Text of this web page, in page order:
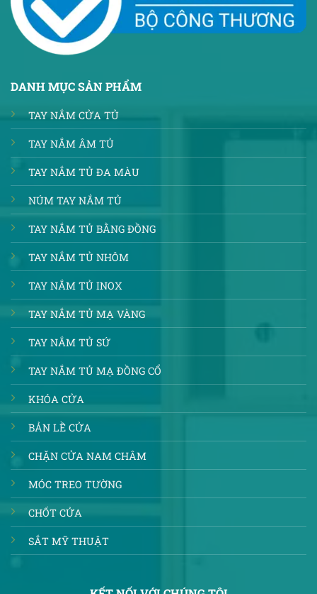
DANH MỤC SẢN PHẨM
TAY NẮM CỬA TỦ
TAY NẮM ÂM TỦ
TAY NẮM TỦ ĐA MÀU
NÚM TAY NẮM TỦ
TAY NẮM TỦ BẰNG ĐỒNG
TAY NẮM TỦ NHÔM
TAY NẮM TỦ INOX
TAY NẮM TỦ MẠ VÀNG
TAY NẮM TỦ SỨ
TAY NẮM TỦ MẠ ĐỒNG CỔ
KHÓA CỬA
BẢN LỀ CỬA
CHẶN CỬA NAM CHÂM
MÓC TREO TƯỜNG
CHỐT CỬA
SẮT MỸ THUẬT